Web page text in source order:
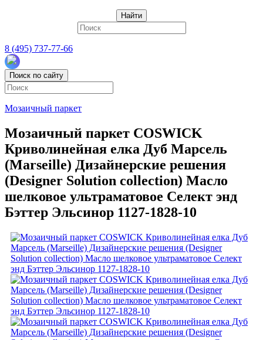
Найти
8 (495) 737-77-66
Поиск по сайту
Мозаичный паркет
Мозаичный паркет COSWICK
Криволинейная елка Дуб Марсель
(Marseille) Дизайнерские решения
(Designer Solution collection) Масло
шелковое ультраматовое Селект энд
Бэттер Эльсинор 1127-1828-10